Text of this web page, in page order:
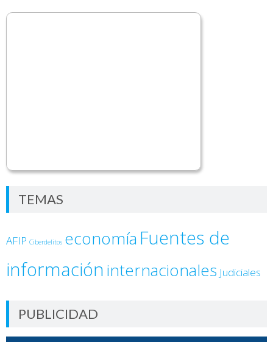
TEMAS
AFIP Ciberdelitos economía Fuentes de
informacióninternacionales Judiciales
PUBLICIDAD